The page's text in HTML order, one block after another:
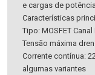
e cargas de
Características
Tipo: MOSFET Canal
Tensão máxima
Corrente contínua:
algumas variantes